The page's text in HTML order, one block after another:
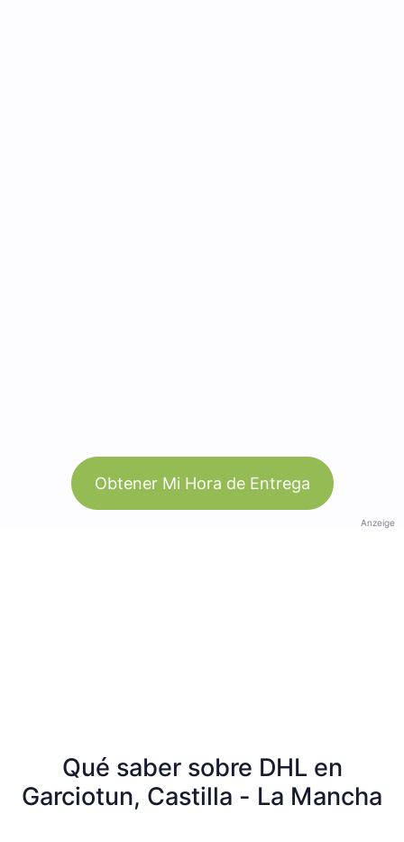
Obtener Mi Hora de Entrega
Anzeige
Qué saber sobre DHL en
Garciotun, Castilla - La Mancha